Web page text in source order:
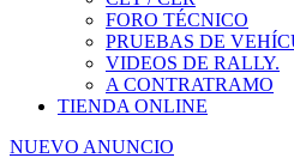
FORO TÉCNICO
PRUEBAS DE
VIDEOS DE RALLY.
A CONTRATRAMO
TIENDA ONLINE
NUEVO ANUNCIO